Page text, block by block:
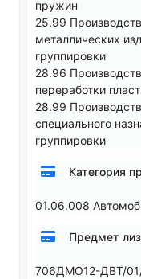
пружин
25.99
металлических
группировки
28.96
переработки
28.99
специального
группировки
Категория
01.06.008
Предмет
706ДМО12-ДВТ/